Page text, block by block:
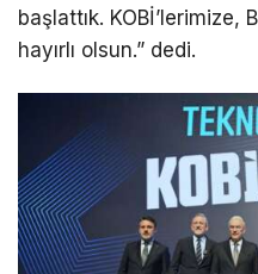
başlattık. KOBİ’lerimize,
hayırlı olsun.” dedi.